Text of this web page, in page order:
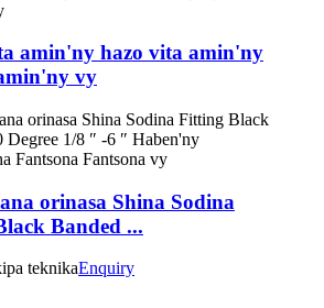
amin'ny hazo vita amin'ny
vy
orinasa Shina Sodina
Banded ...
teknikaEnquiry